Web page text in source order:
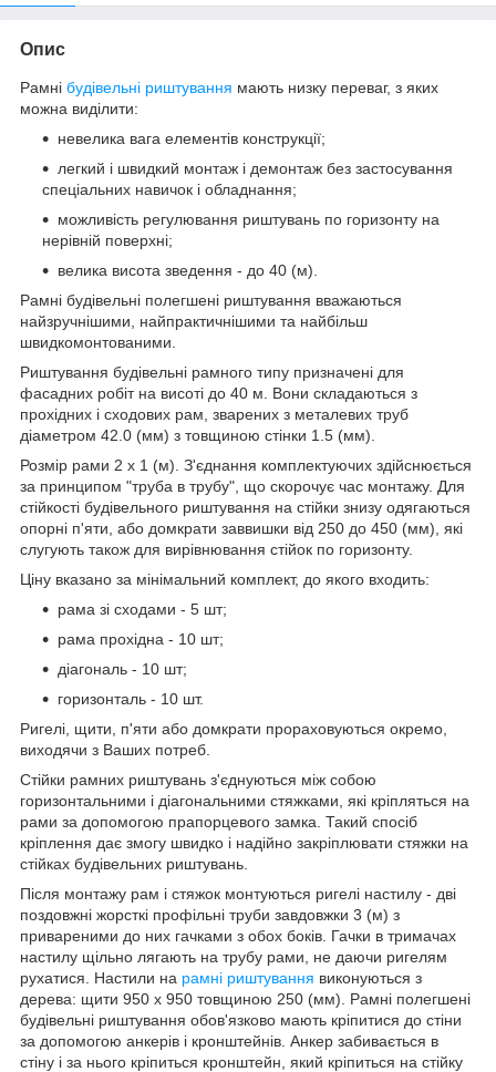
Опис
Рамні будівельні риштування мають низку переваг, з яких
можна виділити:
невелика вага елементів конструкції;
легкий і швидкий монтаж і демонтаж без застосування
спеціальних навичок і обладнання;
можливість регулювання риштувань по горизонту на
нерівній поверхні;
велика висота зведення - до 40 (м).
Рамні будівельні полегшені риштування вважаються
найзручнішими, найпрактичнішими та найбільш
швидкомонтованими.
Риштування будівельні рамного типу призначені для
фасадних робіт на висоті до 40 м. Вони складаються з
прохідних і сходових рам, зварених з металевих труб
діаметром 42.0 (мм) з товщиною стінки 1.5 (мм).
Розмір рами 2 х 1 (м). З'єднання комплектуючих здійснюється
за принципом "труба в трубу", що скорочує час монтажу. Для
стійкості будівельного риштування на стійки знизу одягаються
опорні п'яти, або домкрати заввишки від 250 до 450 (мм), які
слугують також для вирівнювання стійок по горизонту.
Ціну вказано за мінімальний комплект, до якого входить:
рама зі сходами - 5 шт;
рама прохідна - 10 шт;
діагональ - 10 шт;
горизонталь - 10 шт.
Ригелі, щити, п'яти або домкрати прораховуються окремо,
виходячи з Ваших потреб.
Стійки рамних риштувань з'єднуються між собою
горизонтальними і діагональними стяжками, які кріпляться на
рами за допомогою прапорцевого замка. Такий спосіб
кріплення дає змогу швидко і надійно закріплювати стяжки на
стійках будівельних риштувань.
Після монтажу рам і стяжок монтуються ригелі настилу - дві
поздовжні жорсткі профільні труби завдовжки 3 (м) з
привареними до них гачками з обох боків. Гачки в тримачах
настилу щільно лягають на трубу рами, не даючи ригелям
рухатися. Настили на рамні риштування виконуються з
дерева: щити 950 х 950 товщиною 250 (мм). Рамні полегшені
будівельні риштування обов'язково мають кріпитися до стіни
за допомогою анкерів і кронштейнів. Анкер забивається в
стіну і за нього кріпиться кронштейн, який кріпиться на стійку